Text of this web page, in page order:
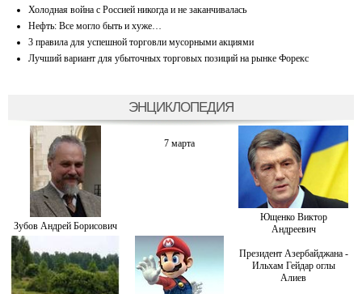
Холодная война с Россией никогда и не заканчивалась
Нефть: Все могло быть и хуже…
3 правила для успешной торговли мусорными акциями
Лучший вариант для убыточных торговых позиций на рынке Форекс
ЭНЦИКЛОПЕДИЯ
Зубов Андрей Борисович
7 марта
Ющенко Виктор
Андреевич
Президент Азербайджана -
Ильхам Гейдар оглы
Алиев